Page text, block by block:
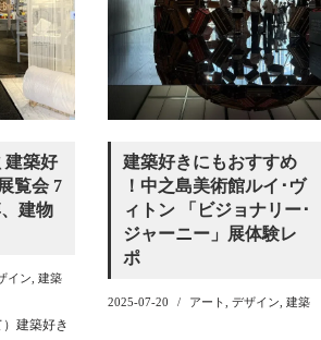
建築好
覧会 7
建物
イン 建築
建築好き
建築好きにもおすすめ
！中之島美術館ルイ･ヴ
ィトン 「ビジョナリー･
ジャーニー」展体験レ
ポ
2025-07-20 アート デザイン 建築